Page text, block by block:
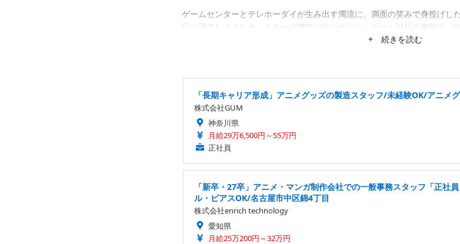
ゲームセンターとテレホーダイが生み出す濁流に、満面の笑みで身投げし
日は寝てしまうため、スヌーズ機能が欠かせない。ゲーム以外の趣味は、
+ 続きを読む
「長期キャリア形成」アニメグッズの製造スタッフ/未経験OK/アニメ
株式会社GUM
神奈川県
月給29万6,500円～55万円
正社員
「新卒・27卒」アニメ・マンガ制作会社での一般事務スタッフ「正社
ル・ピアスOK/名古屋市中区錦4丁目
株式会社enrich technology
愛知県
月給25万200円～32万円